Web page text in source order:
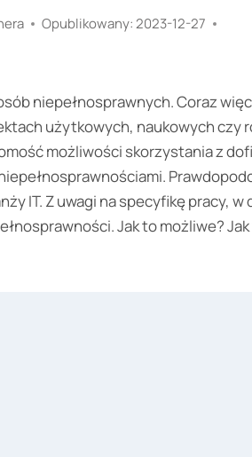
Opublikowany: 2023-12-27
niepełnosprawnych. Coraz
użytkowych, naukowych czy
możliwości skorzystania z
IT. Z uwagi na specyfikę pracy, w
Jak to możliwe?